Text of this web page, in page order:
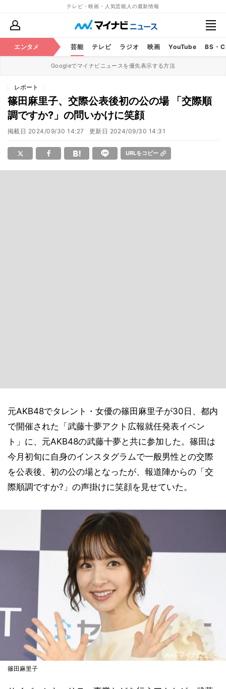
テレビ・映画・人気芸能人の最新情報
エンタメ 芸能 テレビ ラジオ 映画 YouTube BS・
Googleでマイナビニュースを優先表示する方法
レポート
篠田麻里子、交際公表後初の公の場 「交際順
調ですか?」の問いかけに笑顔
掲載日 2024/09/30 14:27 更新日 2024/09/30 14:31
URLをコピー
元AKB48でタレント・女優の篠田麻里子が30日、都内
で開催された「武藤十夢アクト広報就任発表イベン
ト」に、元AKB48の武藤十夢と共に参加した。篠田は
今月初旬に自身のインスタグラムで一般男性との交際
を公表後、初の公の場となったが、報道陣からの「交
際順調ですか?」の声掛けに笑顔を見せていた。
篠田麻里子